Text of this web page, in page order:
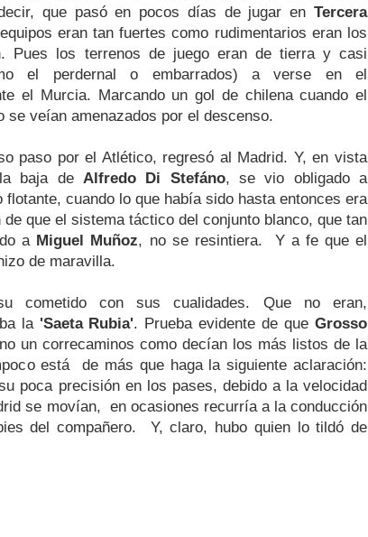
que pasó en pocos días de jugar en Tercera
eran tan fuertes como rudimentarios eran los
Pues los terrenos de juego eran de tierra y casi
el perdernal o embarrados) a verse en el
el Murcia. Marcando un gol de chilena cuando el
se veían amenazados por el descenso.
paso por el Atlético, regresó al Madrid. Y, en vista
baja de Alfredo Di Stefáno, se vio obligado a
cuando lo que había sido hasta entonces era
que el sistema táctico del conjunto blanco, que tan
a Miguel Muñoz, no se resintiera. Y a fe que el
de maravilla.
cometido con sus cualidades. Que no eran,
la 'Saeta Rubia'. Prueba evidente de queGrosso
un correcaminos como decían los más listos de la
está de más que haga la siguiente aclaración:
poca precisión en los pases, debido a la velocidad
se movían, en ocasiones recurría a la conducción
del compañero. Y, claro, hubo quien lo tildó de